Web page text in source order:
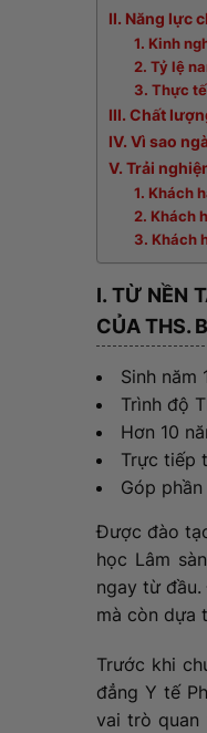
II. Năng lực
1. Kinh
2. Tỷ lệ
3. Thực
III. Chất
IV. Vì sao
V. Trải
1. Khách
2. Khách
3. Khách
I. TỪ NỀN
CỦA THS.
Sinh năm
Trình độ
Hơn 10
Trực tiếp
Góp
Được đào
học Lâm
ngay từ
mà còn dựa
Trước khi
đẳng Y tế
vai trò quan